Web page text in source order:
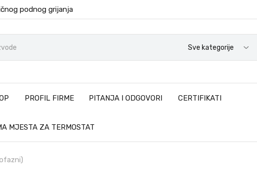
podnog grijanja
Sve kategorije
PROFIL FIRME PITANJA I ODGOVORI CERTIFIKATI
MJESTA ZA TERMOSTAT